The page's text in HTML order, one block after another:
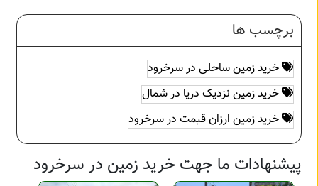
برچسب ها
خرید زمین ساحلی در سرخرود
خرید زمین نزدیک دریا در شمال
خرید زمین ارزان قیمت در سرخرود
پیشنهادات ما جهت خرید زمین در سرخرود